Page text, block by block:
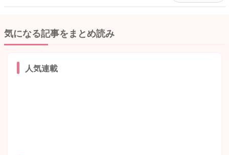
気になる記事をまとめ読み
人気連載